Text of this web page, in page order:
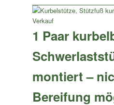
1 Paar
montiert –
Bereifung